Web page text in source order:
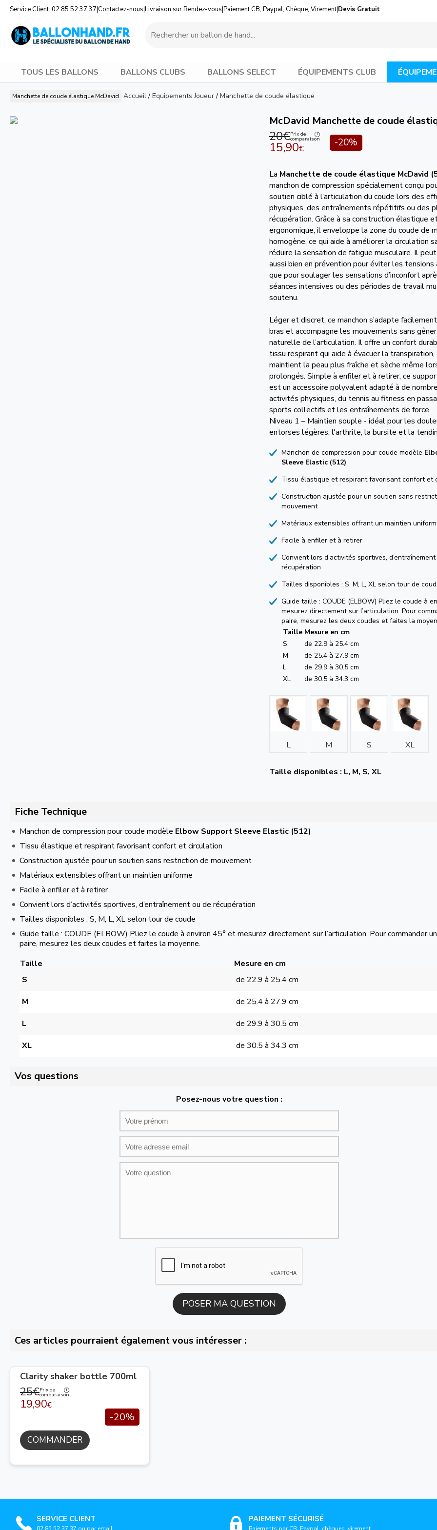
Service Client :02 85 52 37 37|Contactez-nous|Livraison sur Rendez-vous|Paiement CB, Paypal, Chèque, Virement|Devis Gratuit
TOUS LES BALLONS BALLONS CLUBS BALLONS SELECT ÉQUIPEMENTS CLUB
Manchette de coude élastique McDavid Accueil/ Equipements Joueur/ Manchette de coude élastique
McDavid Manchette de coude
20€Prix de
comparaison
15,90€ -20%
La Manchette de coude élastique McDavid
manchon de compression spécialement conçu
soutien ciblé à l’articulation du coude lors des
physiques, des entraînements répétitifs ou des
récupération. Grâce à sa construction élastique
ergonomique, il enveloppe la zone du coude de
homogène, ce qui aide à améliorer la circulation
réduire la sensation de fatigue musculaire. Il
aussi bien en prévention pour éviter les tensions
que pour soulager les sensations d’inconfort
séances intensives ou des périodes de travail
soutenu.
Léger et discret, ce manchon s’adapte
bras et accompagne les mouvements sans
naturelle de l’articulation. Il offre un confort
tissu respirant qui aide à évacuer la transpiration,
maintient la peau plus fraîche et sèche même
prolongés. Simple à enfiler et à retirer, ce
est un accessoire polyvalent adapté à de
activités physiques, du tennis au fitness en
sports collectifs et les entraînements de force.
Niveau 1 – Maintien souple - idéal pour les
entorses légères, l'arthrite, la bursite et la
Manchon de compression pour coude modèle
Sleeve Elastic (512)
Tissu élastique et respirant favorisant confort et
Construction ajustée pour un soutien sans
mouvement
Matériaux extensibles offrant un maintien
Facile à enfiler et à retirer
Convient lors d’activités sportives,
récupération
Tailles disponibles : S, M, L, XL selon tour de
Guide taille : COUDE (ELBOW) Pliez le coude à
mesurez directement sur l’articulation. Pour
paire, mesurez les deux coudes et faites la
Taille Mesure en cm
S
de 22.9 à 25.4 cm
M
de 25.4 à 27.9 cm
L
de 29.9 à 30.5 cm
XL
de 30.5 à 34.3 cm
L M S XL
Taille disponibles : L, M, S, XL
Fiche Technique
Manchon de compression pour coude modèle Elbow Support Sleeve Elastic (512)
Tissu élastique et respirant favorisant confort et circulation
Construction ajustée pour un soutien sans restriction de mouvement
Matériaux extensibles offrant un maintien uniforme
Facile à enfiler et à retirer
Convient lors d’activités sportives, d’entraînement ou de récupération
Tailles disponibles : S, M, L, XL selon tour de coude
Guide taille : COUDE (ELBOW) Pliez le coude à environ 45° et mesurez directement sur l’articulation. Pour commander
paire, mesurez les deux coudes et faites la moyenne.
Taille
Mesure en cm
S
de 22.9 à 25.4 cm
M de 25.4 à 27.9 cm
L de 29.9 à 30.5 cm
XL de 30.5 à 34.3 cm
Vos questions
Posez-nous votre question :
Ces articles pourraient également vous intéresser :
Clarity shaker bottle 700ml
25€Prix de
comparaison
19,90€
-20%
COMMANDER
SERVICE CLIENT PAIEMENT SÉCURISÉ